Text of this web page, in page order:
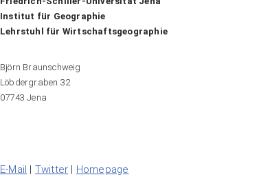
Institut für Geographie
Lehrstuhl für Wirtschaftsgeographie
Björn Braunschweig
Löbdergraben 32
07743 Jena
E-Mail | Twitter | Homepage